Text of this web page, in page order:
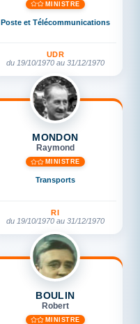
MINISTRE
Poste et Télécommunications
UDR
du 19/10/1970 au 31/12/1970
MONDON
Raymond
MINISTRE
Transports
RI
du 19/10/1970 au 31/12/1970
BOULIN
Robert
MINISTRE